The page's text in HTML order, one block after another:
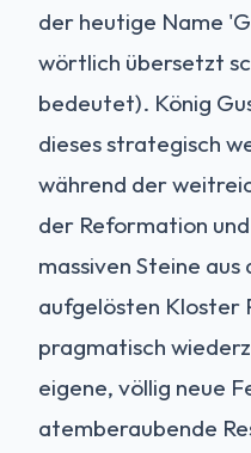
der heutige Name
wörtlich übersetzt
bedeutet). König
dieses strategisch
während der
der Reformation
massiven Steine
aufgelösten Kloster
pragmatisch
eigene, völlig neue
atemberaubende